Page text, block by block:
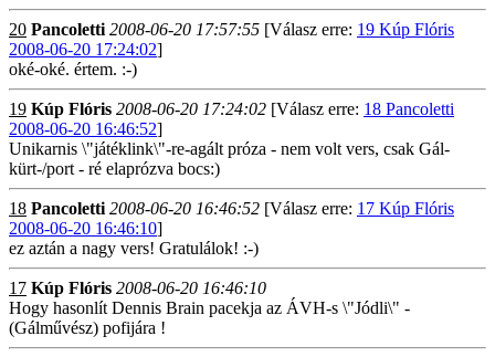
20 Pancoletti 2008-06-20 17:57:55 [Válasz erre: 19 Kúp Flóris
2008-06-20 17:24:02]
oké-oké. értem. :-)
19 Kúp Flóris 2008-06-20 17:24:02 [Válasz erre: 18 Pancoletti
2008-06-20 16:46:52]
Unikarnis \"játéklink\"-re-agált próza - nem volt vers, csak Gál-
kürt-/port - ré elaprózva bocs:)
18 Pancoletti 2008-06-20 16:46:52 [Válasz erre: 17 Kúp Flóris
2008-06-20 16:46:10]
ez aztán a nagy vers! Gratulálok! :-)
17 Kúp Flóris 2008-06-20 16:46:10
Hogy hasonlít Dennis Brain pacekja az ÁVH-s \"Jódli\" -
(Gálművész) pofijára !